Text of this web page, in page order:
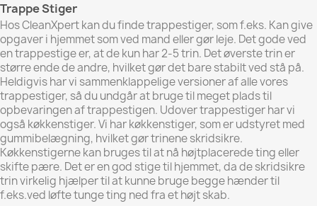
Trappe Stiger
Hos CleanXpert kan du finde trappestiger, som f.eks. Kan give
opgaver i hjemmet som ved mand eller gør leje. Det gode ved
en trappestige er, at de kun har 2-5 trin. Det øverste trin er
større ende de andre, hvilket gør det bare stabilt ved stå på.
Heldigvis har vi sammenklappelige versioner af alle vores
trappestiger, så du undgår at bruge til meget plads til
opbevaringen af ​​trappestigen. Udover trappestiger har vi
også køkkenstiger.Vi har køkkenstiger, som er udstyret med
gummibelægning, hvilket gør trinene skridsikre.
Køkkenstigerne kan bruges til at nå højtplacerede ting eller
skifte pære. Det er en god stige til hjemmet, da de skridsikre
trin virkelig hjælper til at kunne bruge begge hænder til
f.eks.ved løfte tunge ting ned fra et højt skab.